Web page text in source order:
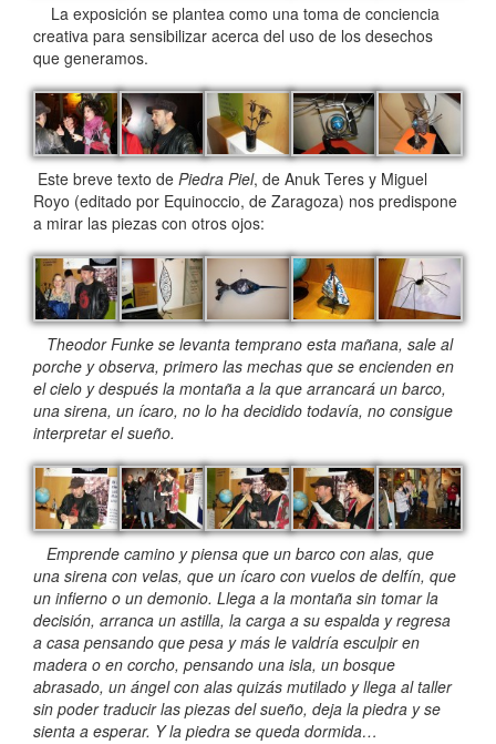
La exposición se plantea como una toma de conciencia
creativa para sensibilizar acerca del uso de los desechos
que generamos.
Este breve texto de Piedra Piel, de Anuk Teres y Miguel
Royo (editado por Equinoccio, de Zaragoza) nos predispone
a mirar las piezas con otros ojos:
Theodor Funke se levanta temprano esta mañana, sale al
porche y observa, primero las mechas que se encienden en
el cielo y después la montaña a la que arrancará un barco,
una sirena, un ícaro, no lo ha decidido todavía, no consigue
interpretar el sueño.
Emprende camino y piensa que un barco con alas, que
una sirena con velas, que un ícaro con vuelos de delfín, que
un infierno o un demonio. Llega a la montaña sin tomar la
decisión, arranca un astilla, la carga a su espalda y regresa
a casa pensando que pesa y más le valdría esculpir en
madera o en corcho, pensando una isla, un bosque
abrasado, un ángel con alas quizás mutilado y llega al taller
sin poder traducir las piezas del sueño, deja la piedra y se
sienta a esperar. Y la piedra se queda dormida…